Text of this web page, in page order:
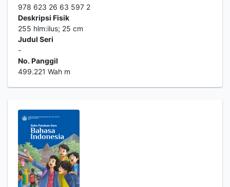
978 623 26 63 597 2
Deskripsi Fisik
255 hlm:ilus; 25 cm
Judul Seri
-
No. Panggil
499.221 Wah m